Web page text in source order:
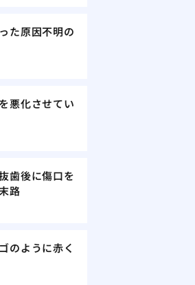
た原因不明の
悪化させてい
歯後に傷口を
路
のように赤く